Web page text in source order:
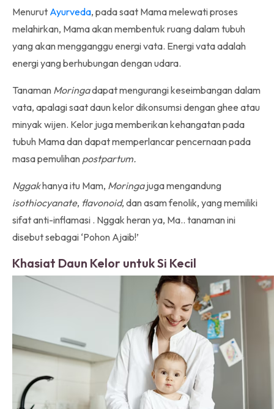
Menurut Ayurveda, pada saat Mama melewati proses
melahirkan, Mama akan membentuk ruang dalam tubuh
yang akan mengganggu energi vata. Energi vata adalah
energi yang berhubungan dengan udara.
Tanaman Moringadapat mengurangi keseimbangan dalam
vata, apalagi saat daun kelor dikonsumsi dengan ghee atau
minyak wijen. Kelor juga memberikan kehangatan pada
tubuh Mama dan dapat memperlancar pencernaan pada
masa pemulihan postpartum.
Nggakhanya itu Mam, Moringajuga mengandung
isothiocyanate, flavonoid, dan asam fenolik, yang memiliki
sifat anti-inflamasi . Nggak heran ya, Ma.. tanaman ini
disebut sebagai ‘Pohon Ajaib!’
Khasiat Daun Kelor untuk Si Kecil